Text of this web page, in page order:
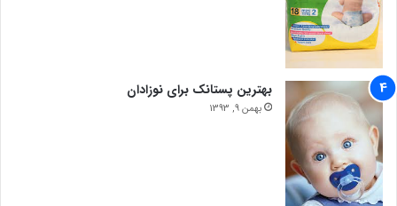
بهترین پستانک برای نوزادان
بهمن 9, 1393